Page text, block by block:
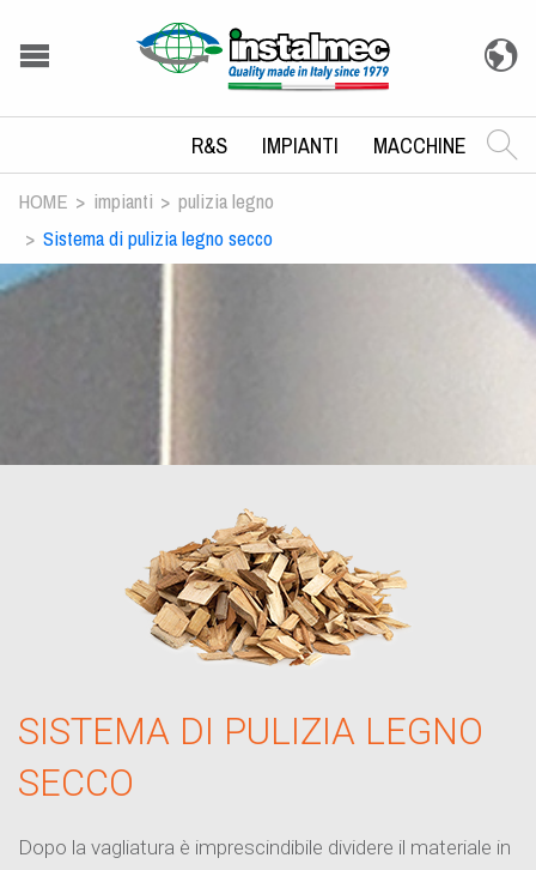
R&S IMPIANTI MACCHINE
HOME impianti
pulizia legno
Sistema di pulizia legno secco
SISTEMA DI PULIZIA LEGNO
SECCO
Dopo la vagliatura è imprescindibile dividere il materiale in